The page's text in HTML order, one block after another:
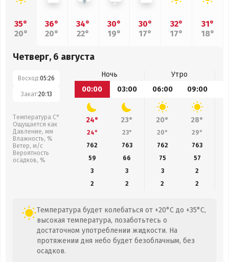
35°
20°
36°
20°
34°
22°
30°
19°
30°
17°
32°
17°
31°
18°
Четверг, 6 августа
Восход:05:26
Закат:20:13
Температура С°
Ощущается как
Давление, мм
Влажность, %
Ветер, м/с
Вероятность
осадков, %
Ночь
Утро
00:00
03:00 06:00 09:00
24° 23° 20° 28°
24° 23° 20° 29°
762
763 762 763
59
66 75 57
3
3 3
2
2
2 2 2
Температура будет колебаться от +20°C до +35°C,
высокая температура, позаботьтесь о
достаточном употреблении жидкости. На
протяжении дня небо будет безоблачным, без
осадков.